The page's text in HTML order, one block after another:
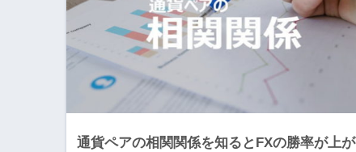
通貨ペアの相関関係を知るとFXの勝率が上が